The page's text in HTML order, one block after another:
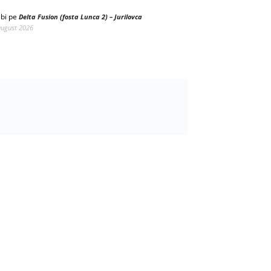
pe Delta Fusion (fosta Lunca 2) – Jurilovca
2026